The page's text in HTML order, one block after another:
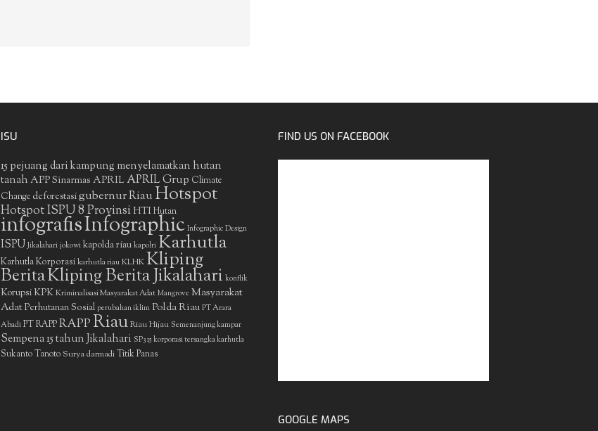
ISU
15 pejuang dari kampung menyelamatkan hutan
tanah APP Sinarmas APRIL APRIL Grup Climate
Change deforestasigubernur RiauHotspot
Hotspot ISPU 8 ProvinsiHTIHutan
infografisInfographic Infographic Design
ISPU Jikalahari jokowi kapolda riau kapolri Karhutla
Karhutla Korporasi karhutla riau KLHKKliping
BeritaKliping Berita Jikalahari konflik
Korupsi KPK Kriminalisasi Masyarakat Adat Mangrove Masyarakat
AdatPerhutanan Sosial perubahan iklim Polda Riau PT Arara
Abadi PT RAPPRAPPRiauRiau Hijau Semenanjung kampar
Sempena 15 tahun Jikalahari SP3 15 korporasi tersangka karhutla
Sukanto Tanoto Surya darmadiTitik Panas
FIND US ON FACEBOOK
GOOGLE MAPS